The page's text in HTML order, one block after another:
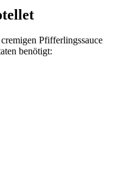
Pfifferlingssauce
benötigt: